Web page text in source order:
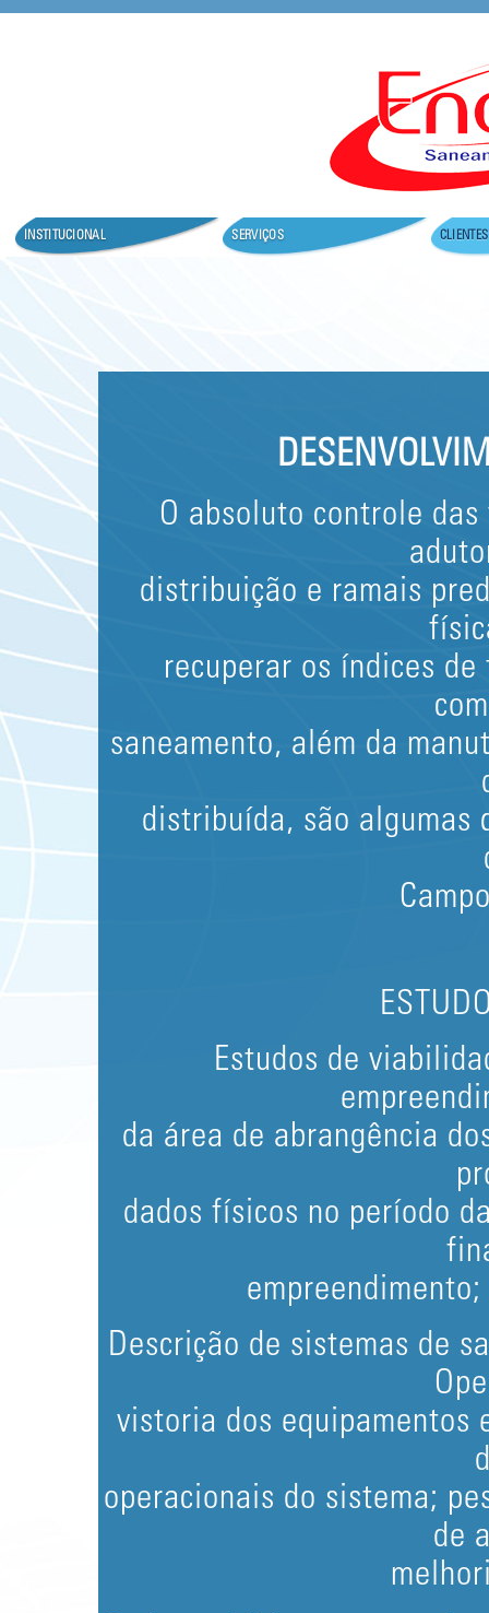
INSTITUCIONAL SERVIÇOS CLIENTES
O absoluto controle
distribuição e ramais
recuperar os índices
saneamento, além da
distribuída, são algumas
Estudos de
da área de abrangência
dados físicos no período
Descrição de sistemas de
vistoria dos equipamentos
operacionais do sistema;
de